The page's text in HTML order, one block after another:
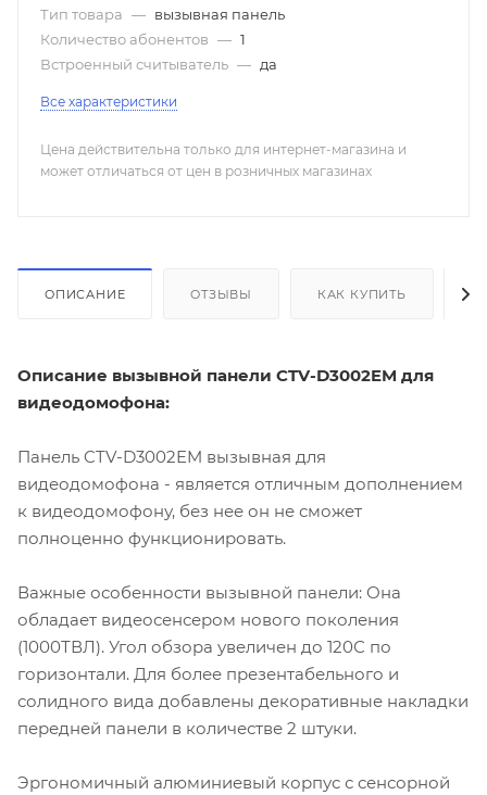
Тип товара — вызывная панель
Количество абонентов — 1
Встроенный считыватель — да
Все характеристики
Цена действительна только для интернет-магазина и
может отличаться от цен в розничных магазинах
ОПИСАНИЕ ОТЗЫВЫ КАК КУПИТЬ
Описание вызывной панели CTV-D3002EM для
видеодомофона:
Панель CTV-D3002EM вызывная для
видеодомофона - является отличным дополнением
к видеодомофону, без нее он не сможет
полноценно функционировать.
Важные особенности вызывной панели: Она
обладает видеосенсером нового поколения
(1000ТВЛ). Угол обзора увеличен до 120С по
горизонтали. Для более презентабельного и
солидного вида добавлены декоративные накладки
передней панели в количестве 2 штуки.
Эргономичный алюминиевый корпус с сенсорной